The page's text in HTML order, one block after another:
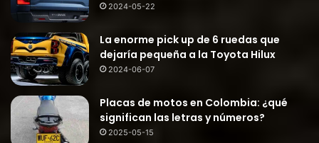
2024-05-22
La enorme pick up de 6 ruedas que
dejaría pequeña a la Toyota Hilux
2024-06-07
Placas de motos en Colombia: ¿qué
significan las letras y números?
2025-05-15